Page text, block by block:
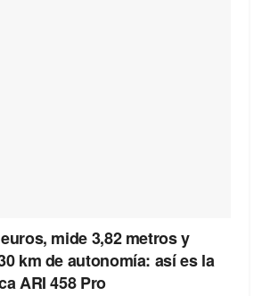
mide 3,82 metros y
km de autonomía: así es la
ARI 458 Pro